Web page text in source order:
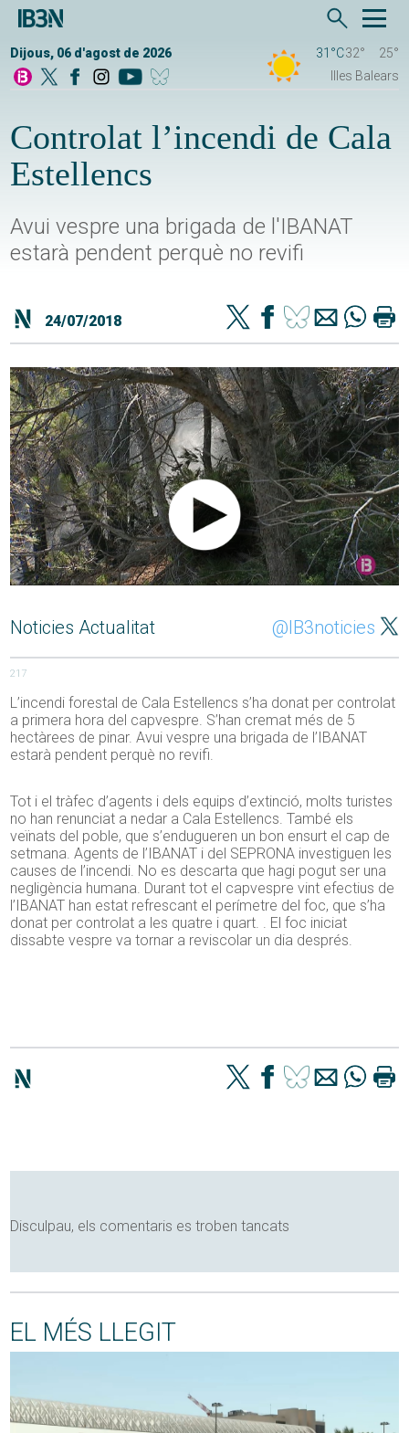
Dijous, 06 d'agost de 2026 31°C32°
25°
Illes Balears
Controlat l’incendi de Cala
Estellencs
Avui vespre una brigada de l'IBANAT
estarà pendent perquè no revifi
24/07/2018
Noticies Actualitat @IB3noticies
217
L’incendi forestal de Cala Estellencs s’ha donat per controlat
a primera hora del capvespre. S’han cremat més de 5
hectàrees de pinar. Avui vespre una brigada de l’IBANAT
estarà pendent perquè no revifi.
Tot i el tràfec d’agents i dels equips d’extinció, molts turistes
no han renunciat a nedar a Cala Estellencs. També els
veïnats del poble, que s’endugueren un bon ensurt el cap de
setmana. Agents de l’IBANAT i del SEPRONA investiguen les
causes de l’incendi. No es descarta que hagi pogut ser una
negligència humana. Durant tot el capvespre vint efectius de
l’IBANAT han estat refrescant el perímetre del foc, que s’ha
donat per controlat a les quatre i quart. . El foc iniciat
dissabte vespre va tornar a reviscolar un dia després.
Disculpau, els comentaris es troben tancats
EL MÉS LLEGIT